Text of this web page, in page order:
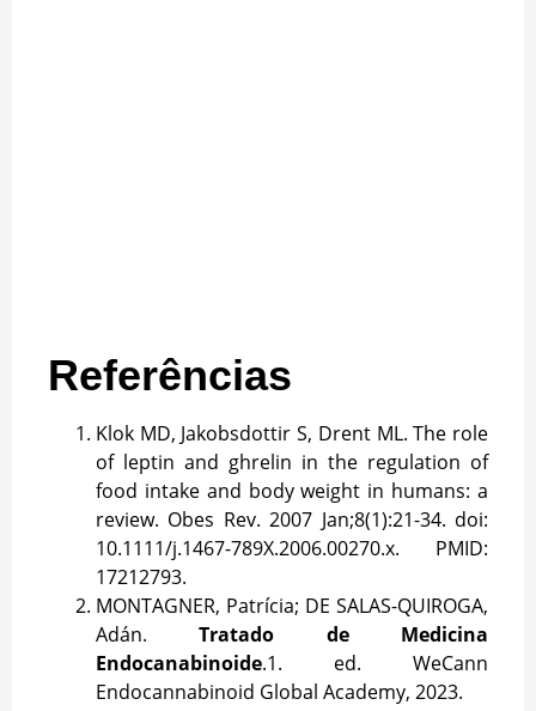
Referências
Klok MD, Jakobsdottir S, Drent ML. The role
of leptin and ghrelin in the regulation of
food intake and body weight in humans: a
review. Obes Rev. 2007 Jan;8(1):21-34. doi:
10.1111/j.1467-789X.2006.00270.x. PMID:
17212793.
MONTAGNER, Patrícia; DE SALAS-QUIROGA,
Adán.Tratado de Medicina
Endocanabinoide.1. ed. WeCann
Endocannabinoid Global Academy, 2023.